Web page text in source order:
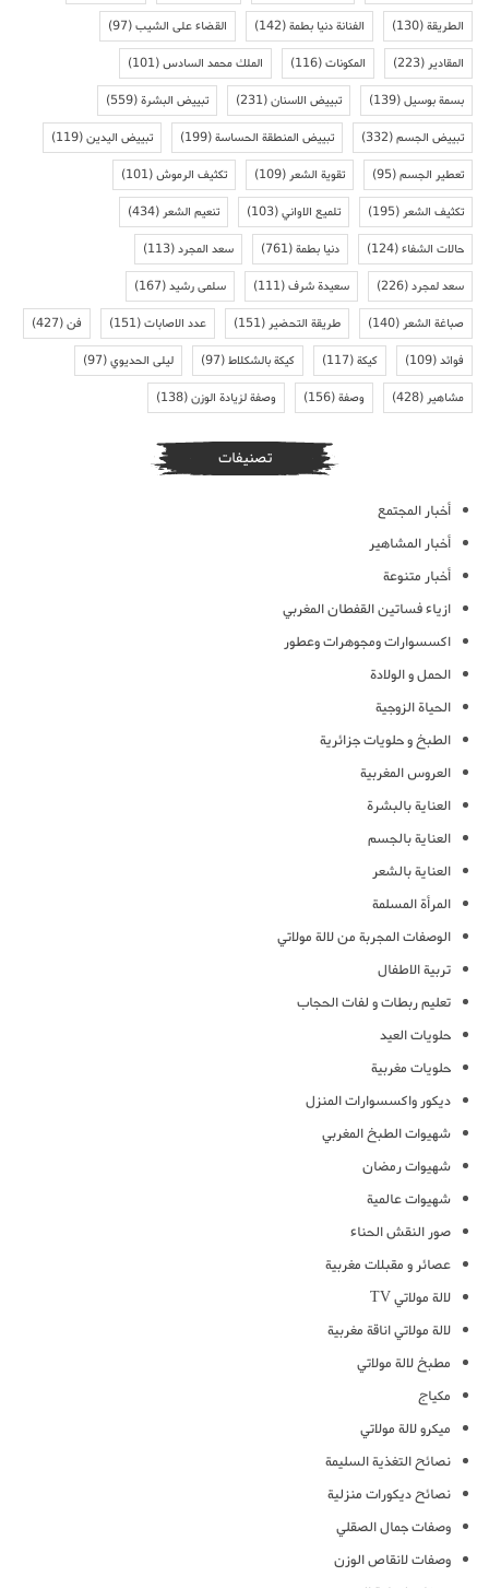
الطريقة(130) الفنانة دنيا بطمة(142) القضاء على الشيب(97)
المقادير(223) المكونات(116) الملك محمد السادس(101)
بسمة بوسيل(139) تبييض الاسنان(231) تبييض البشرة(559)
تبييض الجسم(332) تبييض المنطقة الحساسة(199) تبييض اليدين(119)
تعطير الجسم(95) تقوية الشعر(109) تكثيف الرموش(101)
تكثيف الشعر(195) تلميع الاواني(103) تنعيم الشعر(434)
حالات الشفاء(124) دنيا بطمة(761) سعد المجرد(113)
سعد لمجرد(226) سعيدة شرف(111) سلمى رشيد(167)
صباغة الشعر(140) طريقة التحضير(151) عدد الاصابات(151) فن(427)
فوائد(109) كيكة(117) كيكة بالشكلاط(97) ليلى الحديوي(97)
مشاهير(428) وصفة(156) وصفة لزيادة الوزن(138)
تصنيفات
أخبار المجتمع
أخبار المشاهير
أخبار متنوعة
ازياء فساتين القفطان المغربي
اكسسوارات ومجوهرات وعطور
الحمل و الولادة
الحياة الزوجية
الطبخ و حلويات جزائرية
العروس المغربية
العناية بالبشرة
العناية بالجسم
العناية بالشعر
المرأة المسلمة
الوصفات المجربة من لالة مولاتي
تربية الاطفال
تعليم ربطات و لفات الحجاب
حلويات العيد
حلويات مغربية
ديكور واكسسوارات المنزل
شهيوات الطبخ المغربي
شهيوات رمضان
شهيوات عالمية
صور النقش الحناء
عصائر و مقبلات مغربية
لالة مولاتي TV
لالة مولاتي اناقة مغربية
مطبخ لالة مولاتي
مكياج
ميكرو لالة مولاتي
نصائح التغذية السليمة
نصائح ديكورات منزلية
وصفات جمال الصقلي
وصفات لانقاص الوزن